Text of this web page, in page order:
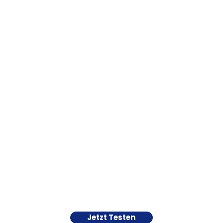
Jetzt Testen